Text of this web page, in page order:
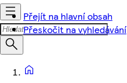
Přejít na hlavní obsah
Přeskočit na vyhledávání